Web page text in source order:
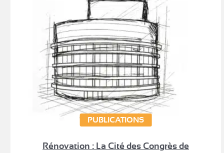
PUBLICATIONS
Rénovation : La Cité des Congrès de